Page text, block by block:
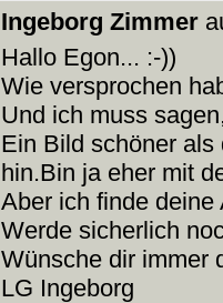
Ingeborg Zimmer
Hallo Egon... :-))
Wie versprochen
Und ich muss
Ein Bild schöner als
hin.Bin ja eher mit
Aber ich finde
Werde sicherlich
Wünsche dir immer
LG Ingeborg